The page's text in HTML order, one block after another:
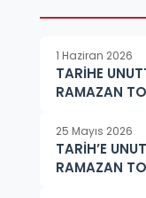
1 Haziran 2026
TARİHE
RAMAZAN
25 Mayıs 2026
TARİH’E
RAMAZAN